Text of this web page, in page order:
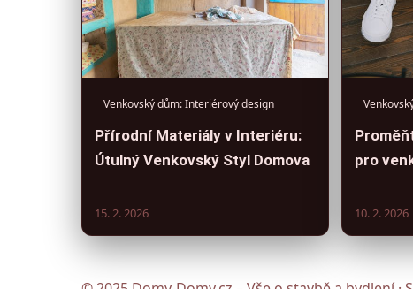
Venkovský dům: Interiérový design
Přírodní Materiály v Interiéru:
Útulný Venkovský Styl Domova
15. 2. 2026
pro
10. 2. 2026